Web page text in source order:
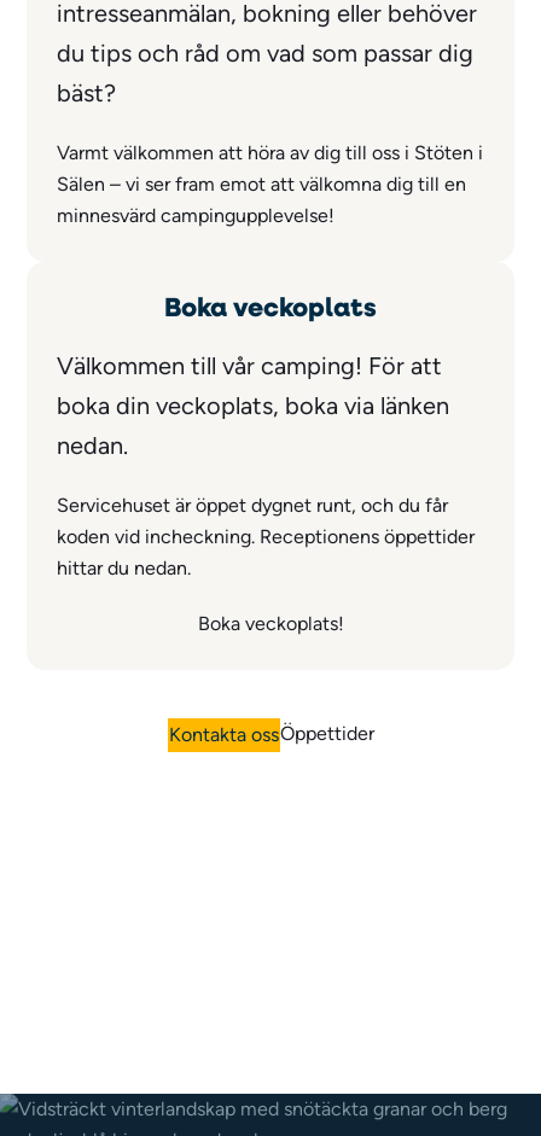
intresseanmälan, bokning eller behöver
du tips och råd om vad som passar dig
bäst?
Varmt välkommen att höra av dig till oss i Stöten i
Sälen – vi ser fram emot att välkomna dig till en
minnesvärd campingupplevelse!
Boka veckoplats
Välkommen till vår camping! För att
boka din veckoplats, boka via länken
nedan.
Servicehuset är öppet dygnet runt, och du får
koden vid incheckning. Receptionens öppettider
hittar du nedan.
Boka veckoplats!
Kontakta ossÖppettider